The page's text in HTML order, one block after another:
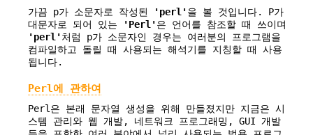
가끔 p가 소문자로 작성된
'perl' 을 볼 것입니다. P가
대문자로 되어 있는
'Perl' 은 언어를 참조할 때 쓰이며
'perl' 처럼 p가 소문자인 경우는 여러분의 프로그램을
컴파일하고 돌릴 때 사용되는 해석기를 지칭할 때 사용
됩니다.
Perl에 관하여
Perl은 본래 문자열 생성을 위해 만들졌지만 지금은 시
스템 관리와 웹 개발, 네트워크 프로그래밍, GUI 개발